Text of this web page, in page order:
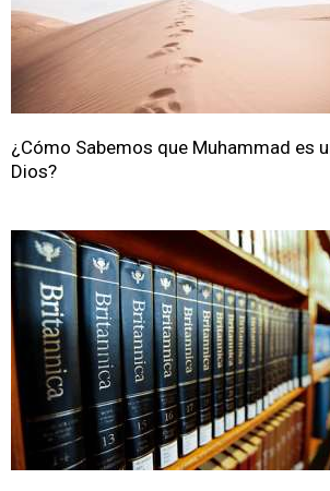
¿Cómo Sabemos que Muhammad es
Dios?